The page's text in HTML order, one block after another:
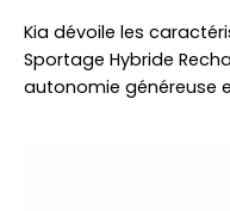
Kia dévoile les
Sportage Hybride
autonomie généreuse